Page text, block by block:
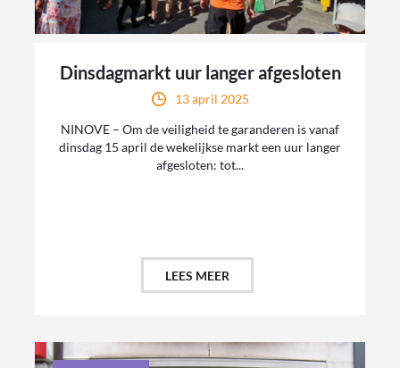
Dinsdagmarkt uur langer afgesloten
13 april 2025
NINOVE – Om de veiligheid te garanderen is vanaf
dinsdag 15 april de wekelijkse markt een uur langer
afgesloten: tot...
LEES MEER